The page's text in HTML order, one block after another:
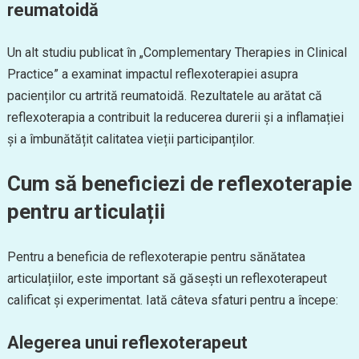
reumatoidă
Un alt studiu publicat în „Complementary Therapies in Clinical
Practice” a examinat impactul reflexoterapiei asupra
pacienților cu artrită reumatoidă. Rezultatele au arătat că
reflexoterapia a contribuit la reducerea durerii și a inflamației
și a îmbunătățit calitatea vieții participanților.
Cum să beneficiezi de reflexoterapie
pentru articulații
Pentru a beneficia de reflexoterapie pentru sănătatea
articulațiilor, este important să găsești un reflexoterapeut
calificat și experimentat. Iată câteva sfaturi pentru a începe:
Alegerea unui reflexoterapeut